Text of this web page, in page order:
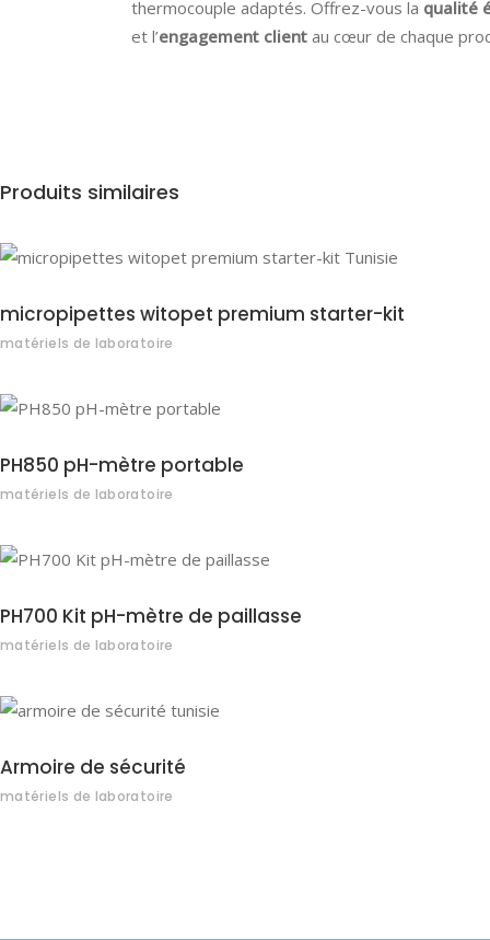
thermocouple adaptés. Offrez-vous la qualité
et l’engagement client au cœur de chaque
Produits similaires
micropipettes witopet premium starter-kit
matériels de laboratoire
PH850 pH-mètre portable
matériels de laboratoire
PH700 Kit pH-mètre de paillasse
matériels de laboratoire
Armoire de sécurité
matériels de laboratoire